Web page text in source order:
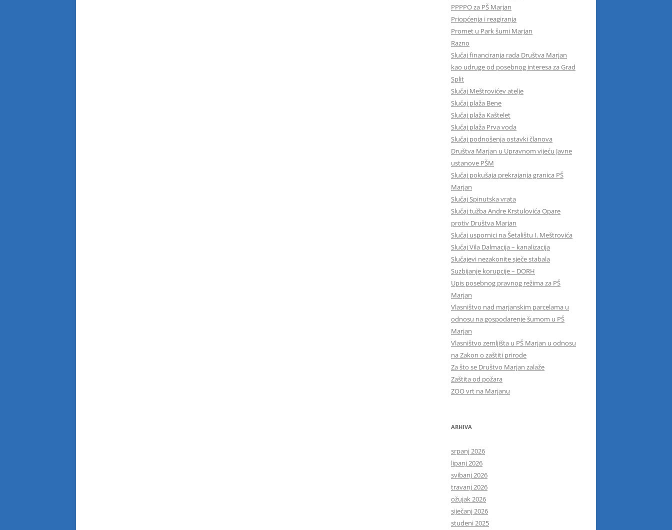
PPPPO za PŠ Marjan
Priopćenja i reagiranja
Promet u Park šumi Marjan
Razno
Slučaj financiranja rada Društva Marjan
kao udruge od posebnog interesa za Grad
Split
Slučaj Meštrovićev atelje
Slučaj plaža Bene
Slučaj plaža Kaštelet
Slučaj plaža Prva voda
Slučaj podnošenja ostavki članova
Društva Marjan u Upravnom vijeću Javne
ustanove PŠM
Slučaj pokušaja prekrajanja granica PŠ
Marjan
Slučaj Spinutska vrata
Slučaj tužba Andre Krstulovića Opare
protiv Društva Marjan
Slučaj uspornici na Šetalištu I. Meštrovića
Slučaj Vila Dalmacija – kanalizacija
Slučajevi nezakonite sječe stabala
Suzbijanje korupcije – DORH
Upis posebnog pravnog režima za PŠ
Marjan
Vlasništvo nad marjanskim parcelama u
odnosu na gospodarenje šumom u PŠ
Marjan
Vlasništvo zemljišta u PŠ Marjan u odnosu
na Zakon o zaštiti prirode
Za što se Društvo Marjan zalaže
Zaštita od požara
ZOO vrt na Marjanu
ARHIVA
srpanj 2026
lipanj 2026
svibanj 2026
travanj 2026
ožujak 2026
siječanj 2026
studeni 2025